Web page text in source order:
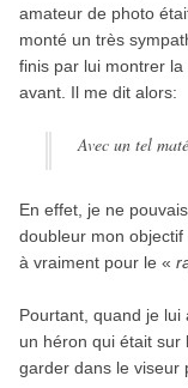
amateur de photo
monté un très
finis par lui montrer la
avant. Il me dit alors:
Avec un tel
En effet, je ne
doubleur mon
à vraiment pour le «
Pourtant, quand je lui
un héron qui était sur
garder dans le viseur